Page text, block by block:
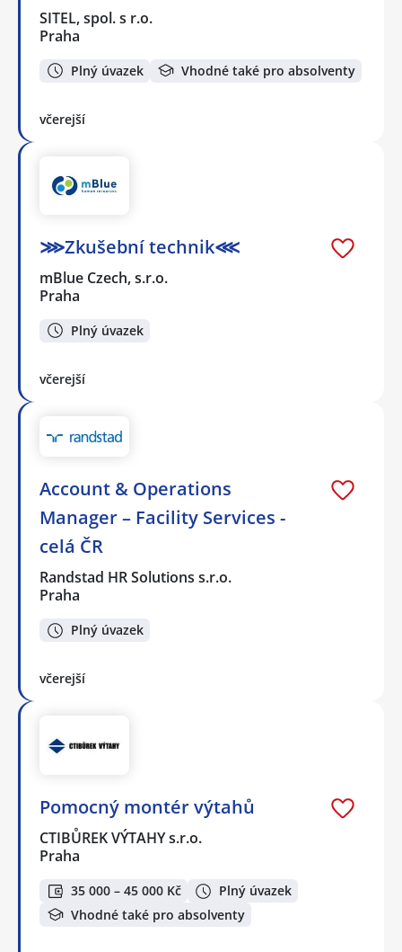
SITEL, spol. s r.o.
Praha
Plný úvazek Vhodné také pro absolventy
včerejší
⋙Zkušební technik⋘
mBlue Czech, s.r.o.
Praha
Plný úvazek
včerejší
Account & Operations
Manager – Facility Services -
celá ČR
Randstad HR Solutions s.r.o.
Praha
Plný úvazek
včerejší
Pomocný montér výtahů
CTIBŮREK VÝTAHY s.r.o.
Praha
35 000 – 45 000 Kč
Plný úvazek
Vhodné také pro absolventy